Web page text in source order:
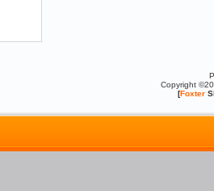
Copyright
[Foxter